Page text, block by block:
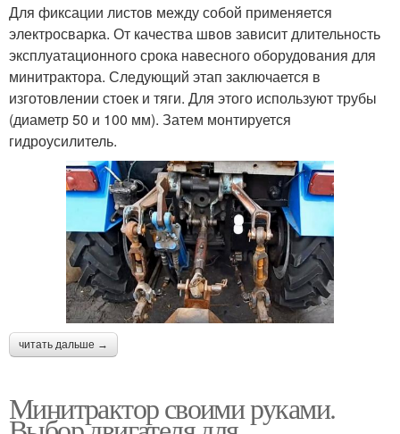
Для фиксации листов между собой применяется
электросварка. От качества швов зависит длительность
эксплуатационного срока навесного оборудования для
минитрактора. Следующий этап заключается в
изготовлении стоек и тяги. Для этого используют трубы
(диаметр 50 и 100 мм). Затем монтируется
гидроусилитель.
читать дальше →
Минитрактор своими руками.